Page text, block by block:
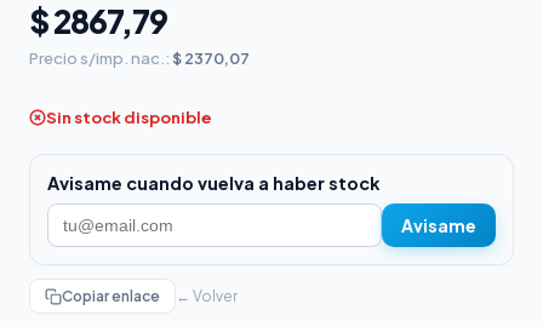
$ 2867,79
Precio s/imp. nac.: $ 2370,07
Sin stock disponible
Avisame cuando vuelva a haber stock
Avisame
Copiar enlace ← Volver